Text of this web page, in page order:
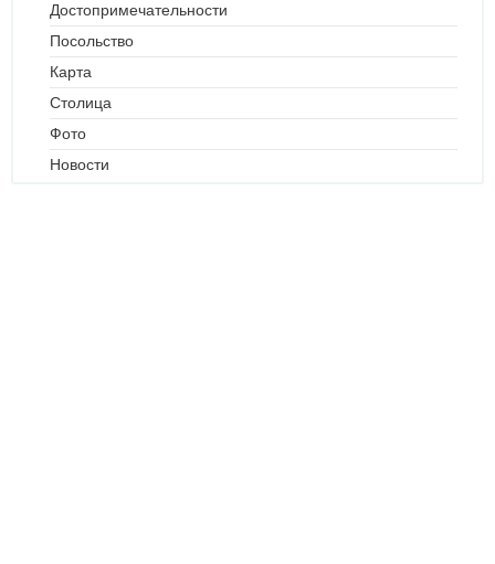
Достопримечательности
Посольство
Карта
Столица
Фото
Новости